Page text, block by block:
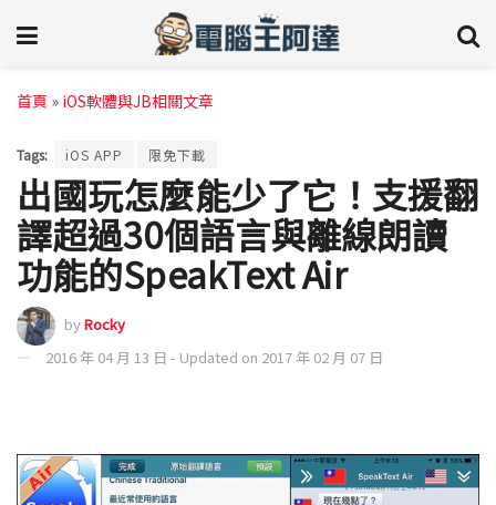
首頁 » iOS軟體與JB相關文章
Tags: iOS APP 限免下載
出國玩怎麼能少了它！支援翻
譯超過30個語言與離線朗讀
功能的SpeakText Air
byRocky
2016 年 04 月 13 日 - Updated on 2017 年 02 月 07 日